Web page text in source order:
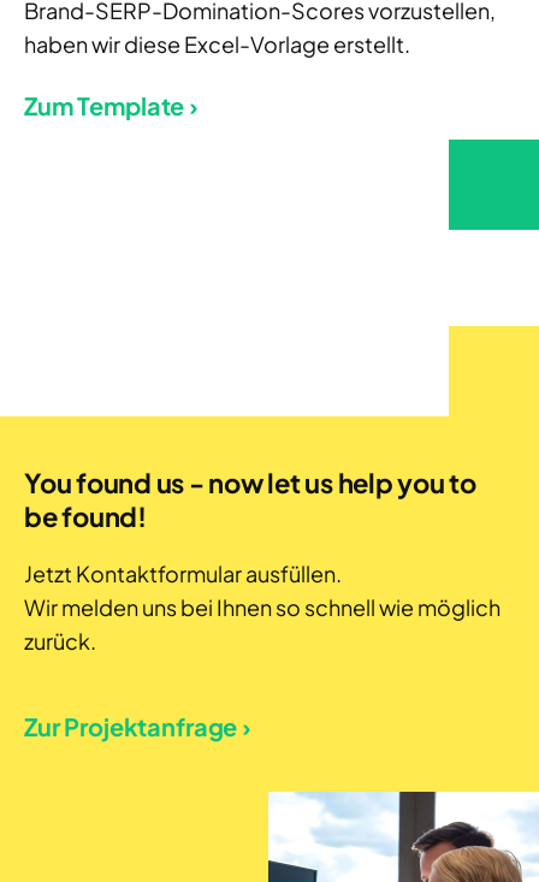
Brand-SERP-Domination-Scores vorzustellen,
haben wir diese Excel-Vorlage erstellt.
Zum Template ›
You found us - now let us help you to
be found!
Jetzt Kontaktformular ausfüllen.
Wir melden uns bei Ihnen so schnell wie möglich
zurück.
Zur Projektanfrage ›